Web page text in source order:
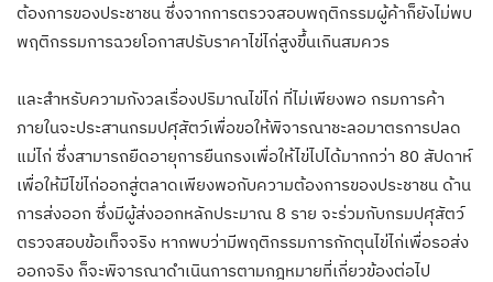
ต้องการของประชาชน ซึ่งจากการตรวจสอบพฤติกรรมผู้ค้าก็ยังไม่พบ
พฤติกรรมการฉวยโอกาสปรับราคาไข่ไก่สูงขึ้นเกินสมควร
และสำหรับความกังวลเรื่องปริมาณไข่ไก่ ที่ไม่เพียงพอ กรมการค้า
ภายในจะประสานกรมปศุสัตว์เพื่อขอให้พิจารณาชะลอมาตรการปลด
แม่ไก่ ซึ่งสามารถยืดอายุการยืนกรงเพื่อให้ไข่ไปได้มากกว่า 80 สัปดาห์
เพื่อให้มีไข่ไก่ออกสู่ตลาดเพียงพอกับความต้องการของประชาชน ด้าน
การส่งออก ซึ่งมีผู้ส่งออกหลักประมาณ 8 ราย จะร่วมกับกรมปศุสัตว์
ตรวจสอบข้อเท็จจริง หากพบว่ามีพฤติกรรมการกักตุนไข่ไก่เพื่อรอส่ง
ออกจริง ก็จะพิจารณาดำเนินการตามกฎหมายที่เกี่ยวข้องต่อไป